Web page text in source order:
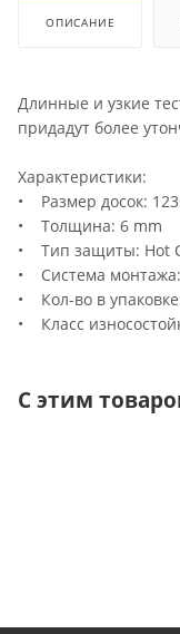
ОПИСАНИЕ
Длинные и узкие
придадут более
Характеристики:
• Размер досок:
• Толщина: 6 mm
• Тип защиты: Hot
• Система
• Кол-во в
• Класс
С этим